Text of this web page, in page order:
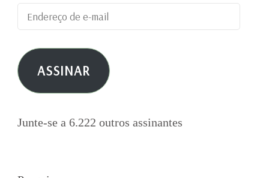
Endereço
de
e-
mail ASSINAR
Junte-se a 6.222 outros assinantes